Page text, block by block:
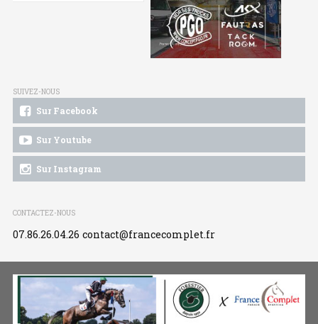
SUIVEZ-NOUS
Sur Facebook
Sur Youtube
Sur Instagram
CONTACTEZ-NOUS
07.86.26.04.26 contact@francecomplet.fr